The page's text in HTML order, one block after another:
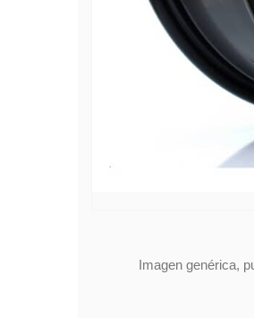
Imagen genérica,